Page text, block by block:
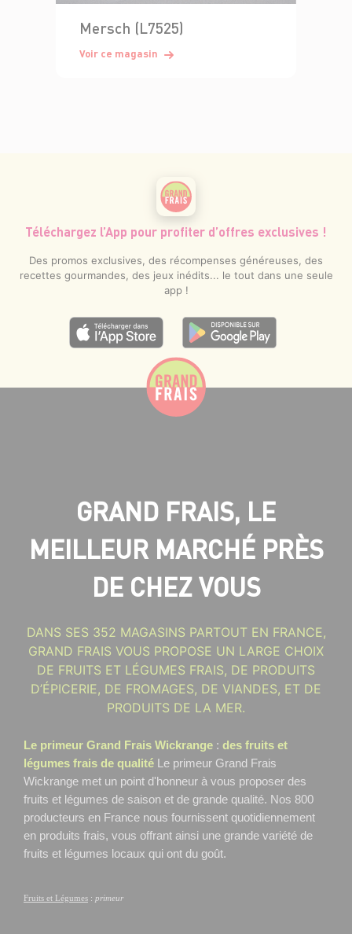
Mersch (L7525)
Voir ce magasin
Téléchargez l’App pour profiter d’offres exclusives !
Des promos exclusives, des récompenses généreuses, des
recettes gourmandes, des jeux inédits... le tout dans une seule
app !
GRAND FRAIS, LE
MEILLEUR MARCHÉ PRÈS
DE CHEZ VOUS
DANS SES 352 MAGASINS PARTOUT EN FRANCE,
GRAND FRAIS VOUS PROPOSE UN LARGE CHOIX
DE FRUITS ET LÉGUMES FRAIS, DE PRODUITS
D’ÉPICERIE, DE FROMAGES, DE VIANDES, ET DE
PRODUITS DE LA MER.
Le primeur Grand Frais Wickrange : des fruits et
légumes frais de qualité Le primeur Grand Frais
Wickrange met un point d'honneur à vous proposer des
fruits et légumes de saison et de grande qualité. Nos 800
producteurs en France nous fournissent quotidiennement
en produits frais, vous offrant ainsi une grande variété de
fruits et légumes locaux qui ont du goût.
Fruits et Légumes : primeur